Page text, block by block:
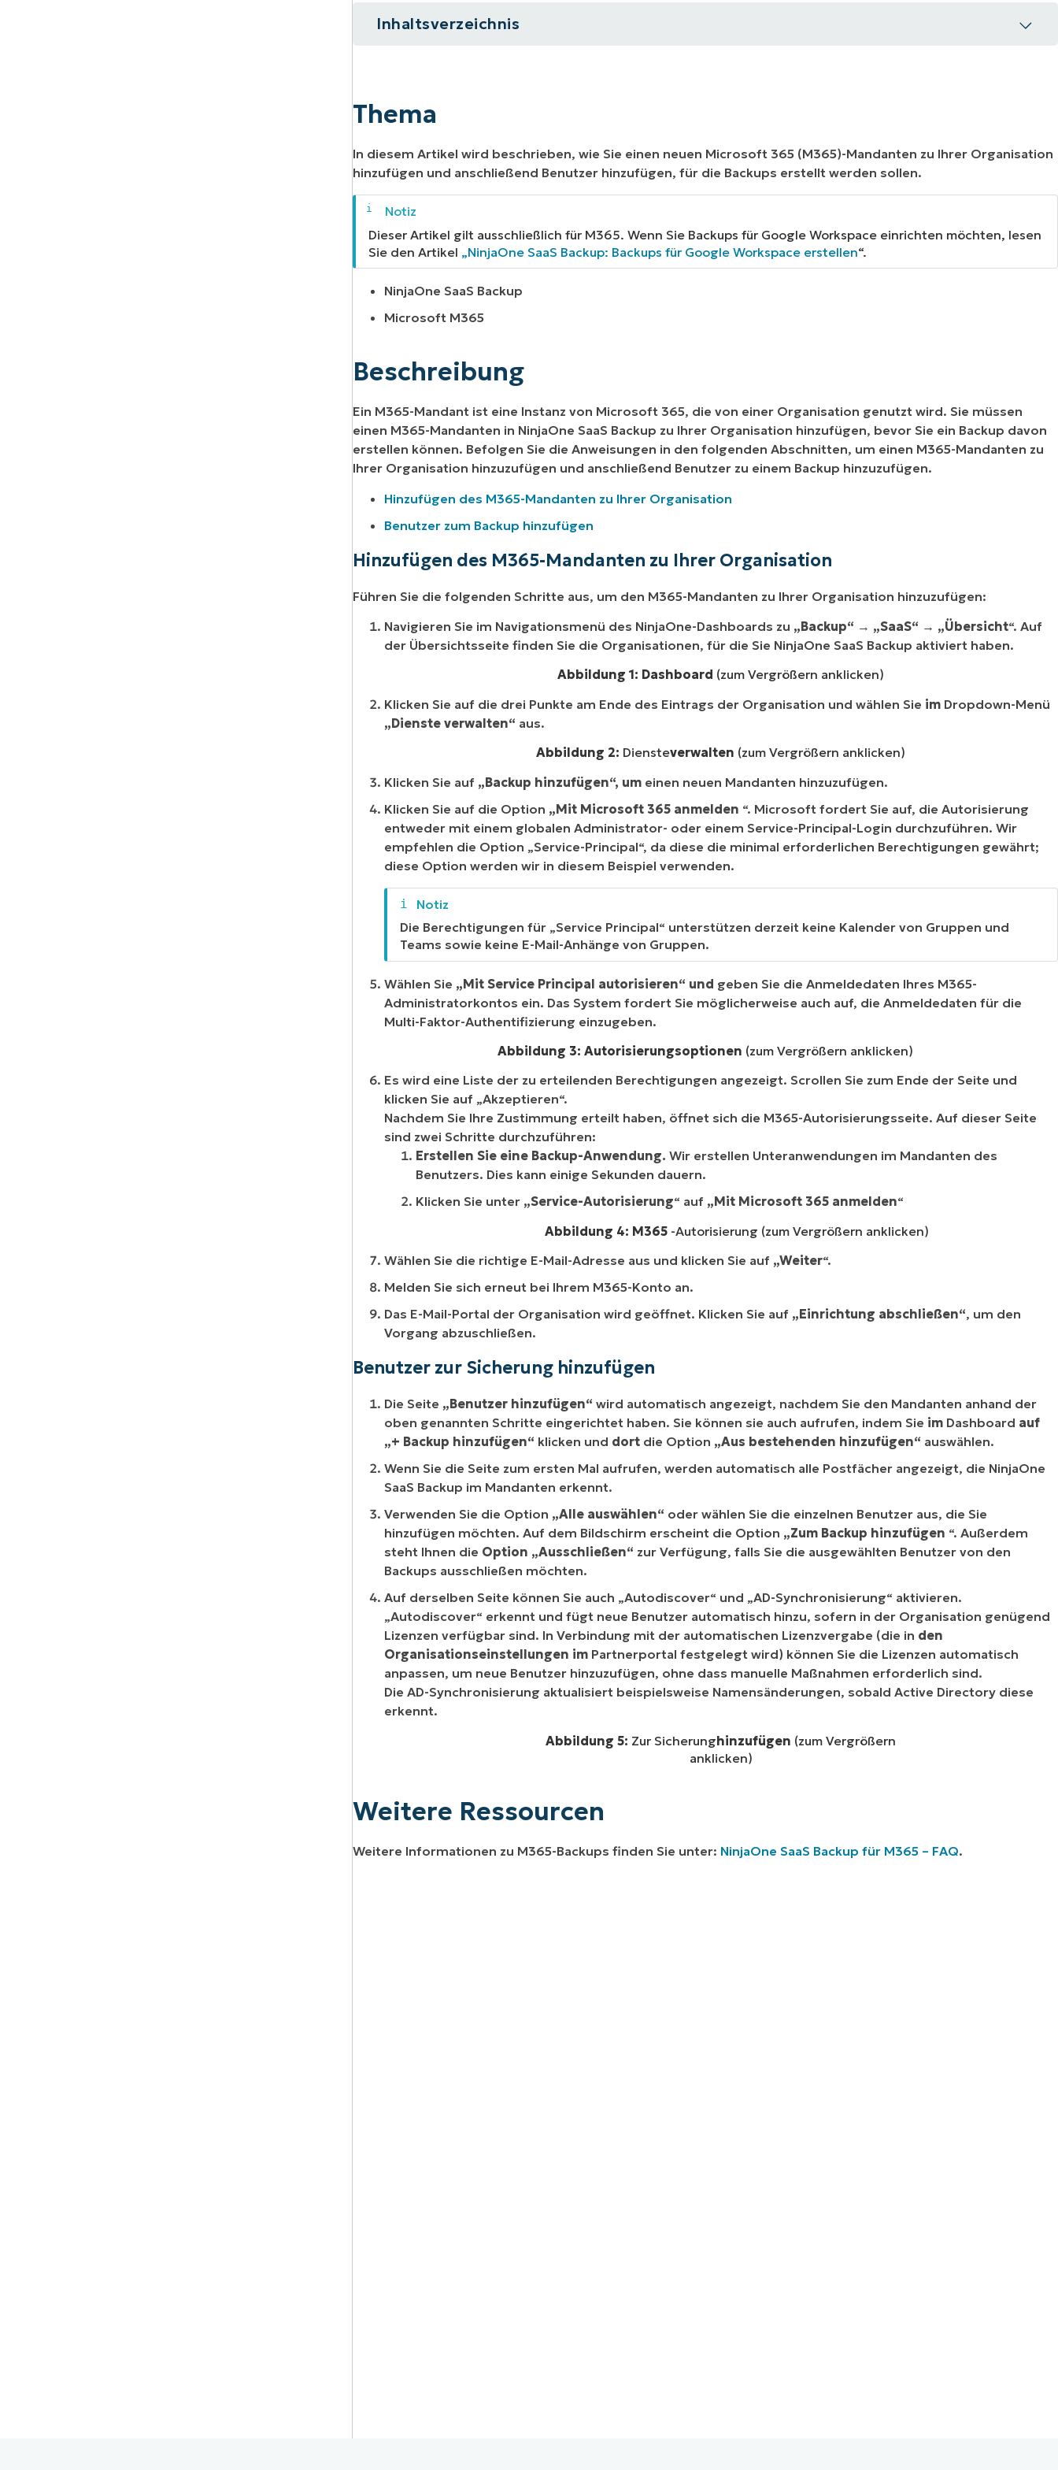
PRODUKTVORSTELLUNG ANSEHEN
Inhaltsverzeichnis
Thema
In diesem Artikel wird beschrieben, wie Sie einen neuen Microsoft 365 (M365)-Mandanten zu Ihrer Organisation
hinzufügen und anschließend Benutzer hinzufügen, für die Backups erstellt werden sollen.
Dieser Artikel gilt ausschließlich für M365. Wenn Sie Backups für Google Workspace einrichten möchten, lesen
Sie den Artikel „NinjaOne SaaS Backup: Backups für Google Workspace erstellen“.
NinjaOne SaaS Backup
Microsoft M365
Beschreibung
Ein M365-Mandant ist eine Instanz von Microsoft 365, die von einer Organisation genutzt wird. Sie müssen
einen M365-Mandanten in NinjaOne SaaS Backup zu Ihrer Organisation hinzufügen, bevor Sie ein Backup davon
erstellen können. Befolgen Sie die Anweisungen in den folgenden Abschnitten, um einen M365-Mandanten zu
Ihrer Organisation hinzuzufügen und anschließend Benutzer zu einem Backup hinzuzufügen.
Hinzufügen des M365-Mandanten zu Ihrer Organisation
Benutzer zum Backup hinzufügen
Hinzufügen des M365-Mandanten zu Ihrer Organisation
Führen Sie die folgenden Schritte aus, um den M365-Mandanten zu Ihrer Organisation hinzuzufügen:
Navigieren Sie im Navigationsmenü des NinjaOne-Dashboards zu „Backup“ → „SaaS“ → „Übersicht“. Auf
der Übersichtsseite finden Sie die Organisationen, für die Sie NinjaOne SaaS Backup aktiviert haben.
Abbildung 1: Dashboard (zum Vergrößern anklicken)
Klicken Sie auf die drei Punkte am Ende des Eintrags der Organisation und wählen Sie im Dropdown-Menü
„Dienste verwalten“ aus.
Abbildung 2: Diensteverwalten (zum Vergrößern anklicken)
Klicken Sie auf „Backup hinzufügen“, um einen neuen Mandanten hinzuzufügen.
Klicken Sie auf die Option „Mit Microsoft 365 anmelden “. Microsoft fordert Sie auf, die Autorisierung
entweder mit einem globalen Administrator- oder einem Service-Principal-Login durchzuführen. Wir
empfehlen die Option „Service-Principal“, da diese die minimal erforderlichen Berechtigungen gewährt;
diese Option werden wir in diesem Beispiel verwenden.
Die Berechtigungen für „Service Principal“ unterstützen derzeit keine Kalender von Gruppen und
Teams sowie keine E-Mail-Anhänge von Gruppen.
Wählen Sie „Mit Service Principal autorisieren“ und geben Sie die Anmeldedaten Ihres M365-
Administratorkontos ein. Das System fordert Sie möglicherweise auch auf, die Anmeldedaten für die
Multi-Faktor-Authentifizierung einzugeben.
Abbildung 3: Autorisierungsoptionen (zum Vergrößern anklicken)
Es wird eine Liste der zu erteilenden Berechtigungen angezeigt. Scrollen Sie zum Ende der Seite und
klicken Sie auf „Akzeptieren“.
Nachdem Sie Ihre Zustimmung erteilt haben, öffnet sich die M365-Autorisierungsseite. Auf dieser Seite
sind zwei Schritte durchzuführen:
Erstellen Sie eine Backup-Anwendung. Wir erstellen Unteranwendungen im Mandanten des
Benutzers. Dies kann einige Sekunden dauern.
Klicken Sie unter „Service-Autorisierung“ auf „Mit Microsoft 365 anmelden“
Abbildung 4: M365 -Autorisierung (zum Vergrößern anklicken)
Wählen Sie die richtige E-Mail-Adresse aus und klicken Sie auf „Weiter“.
Melden Sie sich erneut bei Ihrem M365-Konto an.
Das E-Mail-Portal der Organisation wird geöffnet. Klicken Sie auf „Einrichtung abschließen“, um den
Vorgang abzuschließen.
Benutzer zur Sicherung hinzufügen
Die Seite „Benutzer hinzufügen“ wird automatisch angezeigt, nachdem Sie den Mandanten anhand der
oben genannten Schritte eingerichtet haben. Sie können sie auch aufrufen, indem Sie im Dashboard auf
„+ Backup hinzufügen“ klicken und dort die Option „Aus bestehenden hinzufügen“ auswählen.
Wenn Sie die Seite zum ersten Mal aufrufen, werden automatisch alle Postfächer angezeigt, die NinjaOne
SaaS Backup im Mandanten erkennt.
Verwenden Sie die Option „Alle auswählen“ oder wählen Sie die einzelnen Benutzer aus, die Sie
hinzufügen möchten. Auf dem Bildschirm erscheint die Option „Zum Backup hinzufügen “. Außerdem
steht Ihnen die Option „Ausschließen“ zur Verfügung, falls Sie die ausgewählten Benutzer von den
Backups ausschließen möchten.
Auf derselben Seite können Sie auch „Autodiscover“ und „AD-Synchronisierung“ aktivieren.
„Autodiscover“ erkennt und fügt neue Benutzer automatisch hinzu, sofern in der Organisation genügend
Lizenzen verfügbar sind. In Verbindung mit der automatischen Lizenzvergabe (die in den
Organisationseinstellungen im Partnerportal festgelegt wird) können Sie die Lizenzen automatisch
anpassen, um neue Benutzer hinzuzufügen, ohne dass manuelle Maßnahmen erforderlich sind.
Die AD-Synchronisierung aktualisiert beispielsweise Namensänderungen, sobald Active Directory diese
erkennt.
Abbildung 5: Zur Sicherunghinzufügen (zum Vergrößern
anklicken)
Weitere Ressourcen
Weitere Informationen zu M365-Backups finden Sie unter: NinjaOne SaaS Backup für M365 – FAQ.